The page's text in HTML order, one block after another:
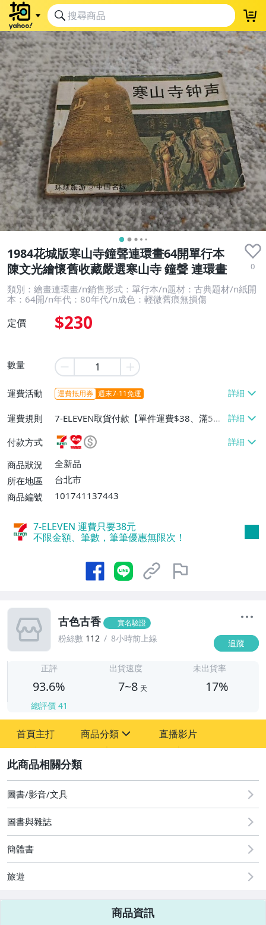
1984花城版寒山寺鐘聲連環畫64開單行本
陳文光繪懷舊收藏嚴選寒山寺 鐘聲 連環畫
0
類別：繪畫連環畫/n銷售形式：單行本/n題材：古典題材/n紙開
本：64開/n年代：80年代/n成色：輕微舊痕無損傷
定價 $230
數量
運費活動 運費抵用券 週末7-11免運
運費規則
7-ELEVEN取貨付款【單件運費$38、滿5件
或消費滿$1299免運費】、7-ELEVEN取貨
不付款【免運費】、萊爾富取貨付款【單件
運費$60、滿5件或消費滿$1299免運
費】、宅配/貨運【單件運費$120、滿5件
付款方式
商品狀況
全新品
所在地區
台北市
商品編號
101741137443
7-ELEVEN 運費只要38元
不限金額、筆數，筆筆優惠無限次！
古色古香 實名驗證
粉絲數 112 8小時前上線 追蹤
正評
93.6%
總評價 41
出貨速度
7~8 天
未出貨率
17%
首頁主打 商品分類
嬰幼兒與孕婦
圖書/影音/文具
玩具、模型與公仔
男性精品與服飾
直播影片
圖書/影音/文具
圖書與雜誌
簡體書
旅遊
商品資訊